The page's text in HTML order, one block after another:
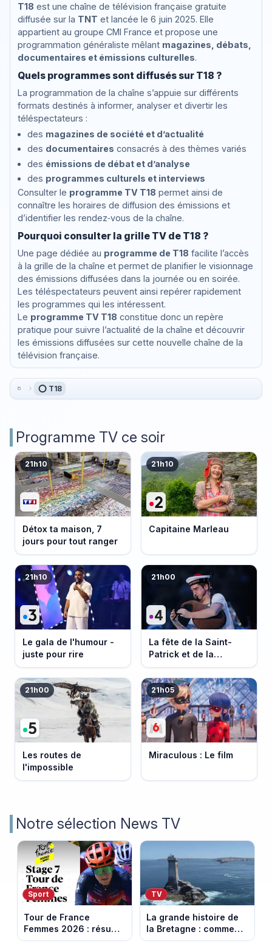
T18 est une chaîne de télévision française gratuite
diffusée sur la TNT et lancée le 6 juin 2025. Elle
appartient au groupe CMI France et propose une
programmation généraliste mêlant magazines, débats,
documentaires et émissions culturelles.
Quels programmes sont diffusés sur T18 ?
La programmation de la chaîne s’appuie sur différents
formats destinés à informer, analyser et divertir les
téléspectateurs :
des magazines de société et d’actualité
des documentaires consacrés à des thèmes variés
des émissions de débat et d’analyse
des programmes culturels et interviews
Consulter le programme TV T18 permet ainsi de
connaître les horaires de diffusion des émissions et
d’identifier les rendez‑vous de la chaîne.
Pourquoi consulter la grille TV de T18 ?
Une page dédiée au programme de T18 facilite l’accès
à la grille de la chaîne et permet de planifier le visionnage
des émissions diffusées dans la journée ou en soirée.
Les téléspectateurs peuvent ainsi repérer rapidement
les programmes qui les intéressent.
Le programme TV T18 constitue donc un repère
pratique pour suivre l’actualité de la chaîne et découvrir
les émissions diffusées sur cette nouvelle chaîne de la
télévision française.
⭕ T18
Programme TV ce soir
21h10
Détox ta maison, 7
jours pour tout ranger
21h10
Capitaine Marleau
21h10
Le gala de l'humour -
juste pour rire
21h00
La fête de la Saint-
Patrick et de la
Bretagne
21h00
Les routes de
l'impossible
21h05
Miraculous : Le film
Notre sélection News TV
Sport
Tour de France
Femmes 2026 : résumé
vidéo de la 7e étape
TV
La grande histoire de
la Bretagne : comment
les Bretons ont